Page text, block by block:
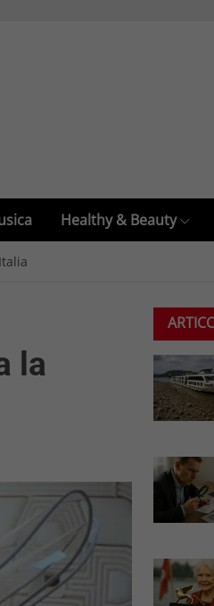
Healthy & Beauty
la